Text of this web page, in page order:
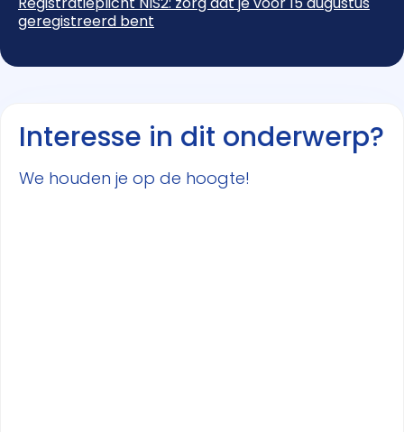
geregistreerd bent
Interesse in dit onderwerp?
We houden je op de hoogte!